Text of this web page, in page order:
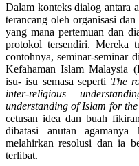
Dalam konteks dialog antara
terancang oleh organisasi
yang mana pertemuan dan
protokol tersendiri. Mereka
contohnya, seminar-seminar
Kefahaman Islam Malaysia
isu- isu semasa seperti The
inter-religious
understanding of Islam for
cetusan idea dan buah
dibatasi anutan agamanya
melahirkan resolusi dan ia
terlibat.